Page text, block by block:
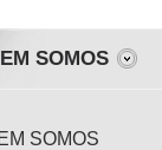
SOMOS
SOMOS